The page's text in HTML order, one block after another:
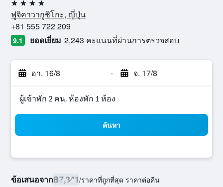
4 ดาว
ฟูจิคาวากูชิโกะ, ญี่ปุ่น
+81 555 722 209
9.1 ยอดเยี่ยม 2,243 คะแนนที่ผ่านการตรวจสอบ
อา. 16/8 - จ. 17/8
ผู้เข้าพัก 2 คน, ห้องพัก 1 ห้อง
ค้นหา
ข้อเสนอจาก฿7,341/ราคาที่ถูกที่สุด ราคาต่อคืน